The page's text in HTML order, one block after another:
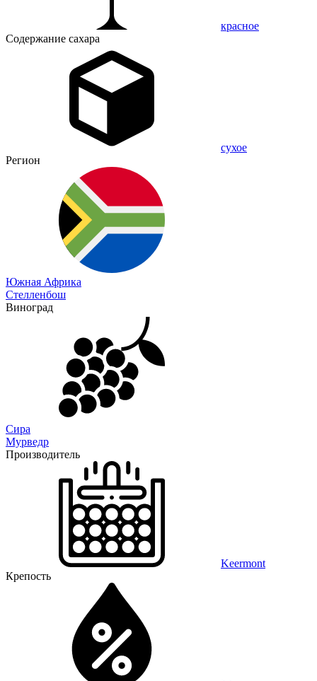
красное
Содержание сахара
сухое
Регион
Южная Африка
Стелленбош
Виноград
Сира
Мурведр
Производитель
Keermont
Крепость